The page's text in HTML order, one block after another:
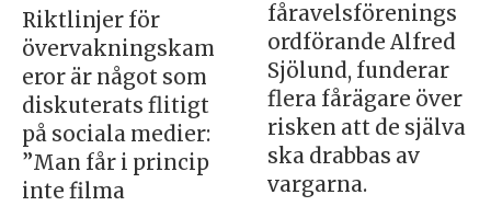
Riktlinjer för
övervakningskam
eror är något som
diskuterats flitigt
på sociala medier:
”Man får i princip
inte filma
fåravelsförenings
ordförande Alfred
Sjölund, funderar
flera fårägare över
risken att de själva
ska drabbas av
vargarna.